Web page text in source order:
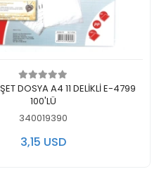
لايوجد في المخزن
DOSYA A4 11 DELİKLİ E-4799
100'LÜ
340019390
3,15 USD